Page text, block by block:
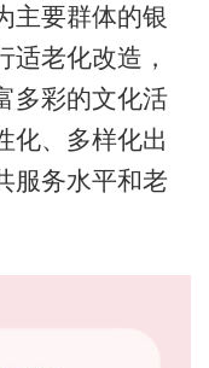
主要群体的银
适老化改造，
多彩的文化活
化、多样化出
服务水平和老